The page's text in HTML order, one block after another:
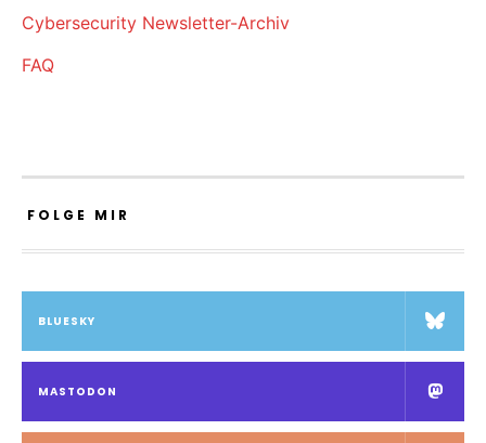
Cybersecurity Newsletter-Archiv
FAQ
FOLGE MIR
BLUESKY
MASTODON